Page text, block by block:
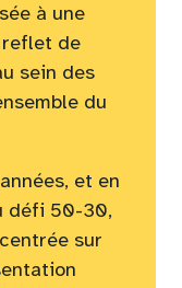
à une
reflet de
sein des
du
et en
défi 50-30,
sur